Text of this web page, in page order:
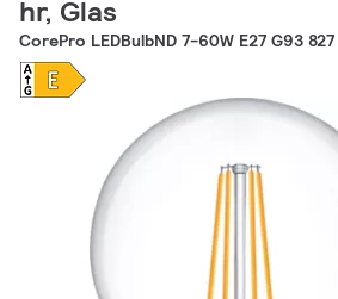
hr, Glas
CorePro LEDBulbND 7-60W E27 G93 827